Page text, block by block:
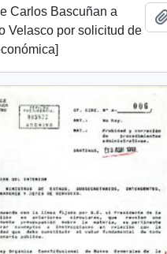
Carlos Bascuñan a
Velasco por solicitud de